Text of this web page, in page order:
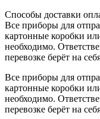
Способы доставки
Все приборы для
картонные коробки
необходимо.
перевозке берёт на
Все приборы для
картонные коробки
необходимо.
перевозке берёт на